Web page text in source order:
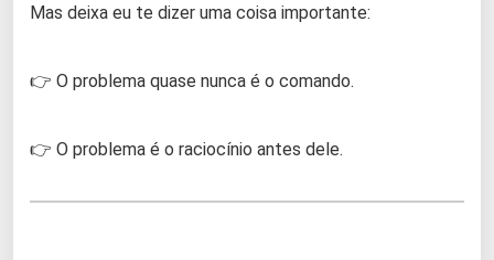
Mas deixa eu te dizer uma coisa importante:
👉 O problema quase nunca é o comando.
👉 O problema é o raciocínio antes dele.